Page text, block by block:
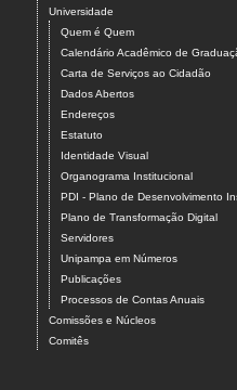
Universidade
Quem é Quem
Calendário Acadêmico de
Carta de Serviços ao Cidadão
Dados Abertos
Endereços
Estatuto
Identidade Visual
Organograma Institucional
PDI - Plano de Desenvolvimento
Plano de Transformação Digital
Servidores
Unipampa em Números
Publicações
Processos de Contas Anuais
Comissões e Núcleos
Comitês